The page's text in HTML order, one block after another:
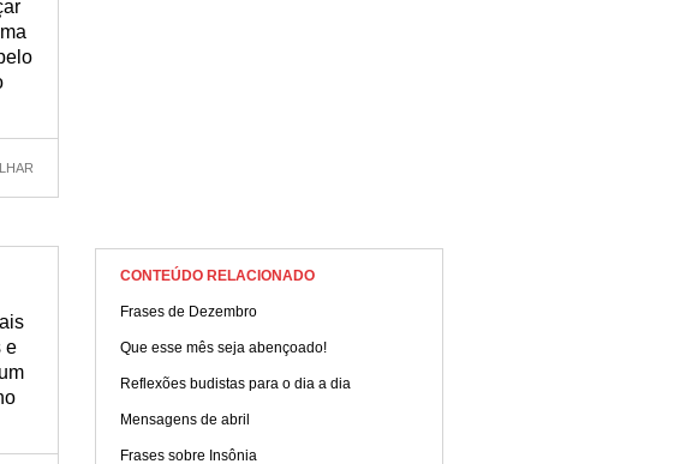
e
CONTEÚDO RELACIONADO
Frases de Dezembro
Que esse mês seja abençoado!
Reflexões budistas para o dia a dia
Mensagens de abril
Frases sobre Insônia